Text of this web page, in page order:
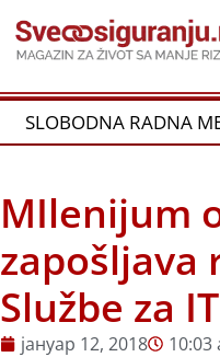
на
садржај
SLOBODNA RADNA
MIlenijum
zapošljava
Službe za
јануар 12, 2018 10:03